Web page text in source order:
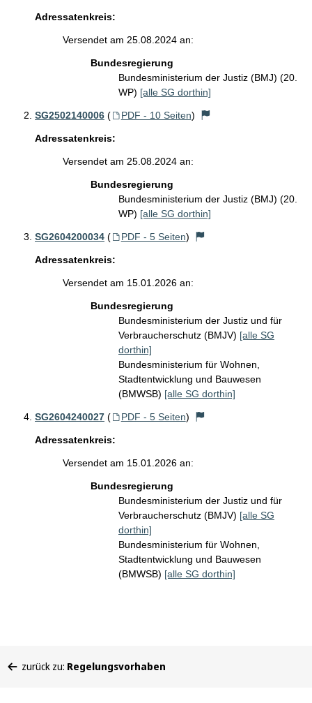
Adressatenkreis:
Versendet am 25.08.2024 an:
Bundesregierung
Bundesministerium der Justiz (BMJ) (20.
WP) [alle SG dorthin]
SG2502140006 ( PDF - 10 Seiten)
Adressatenkreis:
Versendet am 25.08.2024 an:
Bundesregierung
Bundesministerium der Justiz (BMJ) (20.
WP) [alle SG dorthin]
SG2604200034 ( PDF - 5 Seiten)
Adressatenkreis:
Versendet am 15.01.2026 an:
Bundesregierung
Bundesministerium der Justiz und für
Verbraucherschutz (BMJV) [alle SG
dorthin]
Bundesministerium für Wohnen,
Stadtentwicklung und Bauwesen
(BMWSB) [alle SG dorthin]
SG2604240027 ( PDF - 5 Seiten)
Adressatenkreis:
Versendet am 15.01.2026 an:
Bundesregierung
Bundesministerium der Justiz und für
Verbraucherschutz (BMJV) [alle SG
dorthin]
Bundesministerium für Wohnen,
Stadtentwicklung und Bauwesen
(BMWSB) [alle SG dorthin]
befinden
zurück zu: Regelungsvorhaben